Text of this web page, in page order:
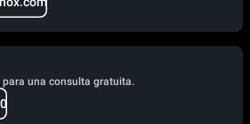
para una consulta gratuita.